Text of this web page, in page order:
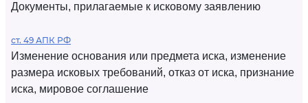
Документы, прилагаемые к исковому заявлению
ст. 49 АПК РФ
Изменение основания или предмета иска, изменение
размера исковых требований, отказ от иска, признание
иска, мировое соглашение